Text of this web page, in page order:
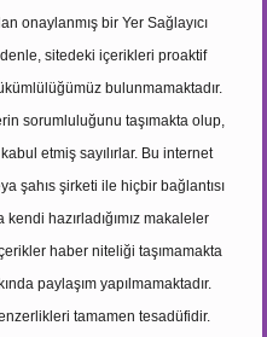
onaylanmış bir Yer Sağlayıcı
sitedeki içerikleri proaktif
bulunmamaktadır.
sorumluluğunu taşımakta olup,
etmiş sayılırlar. Bu internet
şahıs şirketi ile hiçbir bağlantısı
hazırladığımız makaleler
haber niteliği taşımamakta
paylaşım yapılmamaktadır.
tamamen tesadüfidir.